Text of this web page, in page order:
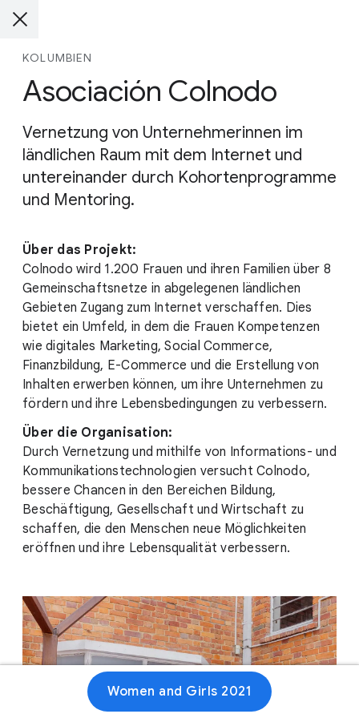
KOLUMBIEN
Asociación Colnodo
Vernetzung von Unternehmerinnen im
ländlichen Raum mit dem Internet und
untereinander durch Kohortenprogramme
und Mentoring.
Über das Projekt:
Colnodo wird 1.200 Frauen und ihren Familien über 8
Gemeinschaftsnetze in abgelegenen ländlichen
Gebieten Zugang zum Internet verschaffen. Dies
bietet ein Umfeld, in dem die Frauen Kompetenzen
wie digitales Marketing, Social Commerce,
Finanzbildung, E-Commerce und die Erstellung von
Inhalten erwerben können, um ihre Unternehmen zu
fördern und ihre Lebensbedingungen zu verbessern.
Über die Organisation:
Durch Vernetzung und mithilfe von Informations- und
Kommunikationstechnologien versucht Colnodo,
bessere Chancen in den Bereichen Bildung,
Beschäftigung, Gesellschaft und Wirtschaft zu
schaffen, die den Menschen neue Möglichkeiten
eröffnen und ihre Lebensqualität verbessern.
Women and Girls 2021